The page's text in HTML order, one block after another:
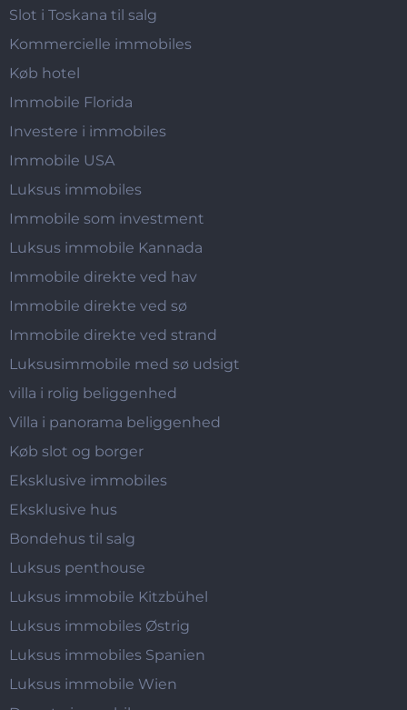
Slot i Toskana til salg
Kommercielle immobiles
Køb hotel
Immobile Florida
Investere i immobiles
Immobile USA
Luksus immobiles
Immobile som investment
Luksus immobile Kannada
Immobile direkte ved hav
Immobile direkte ved sø
Immobile direkte ved strand
Luksusimmobile med sø udsigt
villa i rolig beliggenhed
Villa i panorama beliggenhed
Køb slot og borger
Eksklusive immobiles
Eksklusive hus
Bondehus til salg
Luksus penthouse
Luksus immobile Kitzbühel
Luksus immobiles Østrig
Luksus immobiles Spanien
Luksus immobile Wien